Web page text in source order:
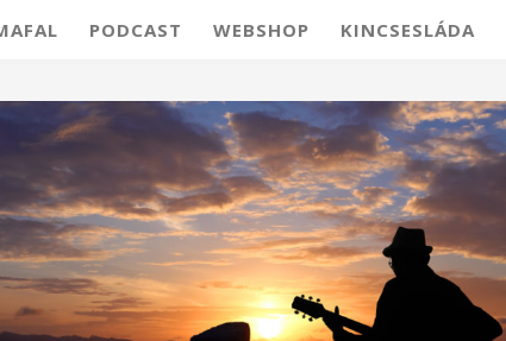
PODCAST WEBSHOP KINCSESLÁDA